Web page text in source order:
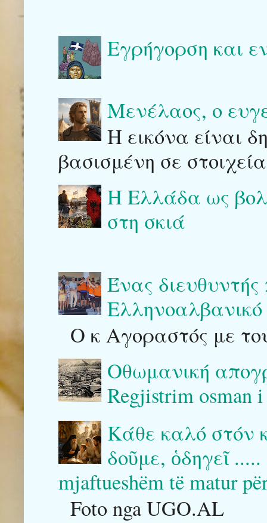
Εγρήγορση και
Μενέλαος, ο
Η εικόνα είναι
βασισμένη σε
Η Ελλάδα ως
στη σκιά
Ένας
Ο κ Αγοραστός με
Οθωμανική
Regjistrim osman
Κάθε καλό στόν
δοῦμε, ὁδηγεῖ
mjaftueshëm të matur
Foto nga UGO.AL